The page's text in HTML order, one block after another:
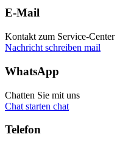
E-Mail
Kontakt zum Service-Center
Nachricht schreiben mail
WhatsApp
Chatten Sie mit uns
Chat starten chat
Telefon